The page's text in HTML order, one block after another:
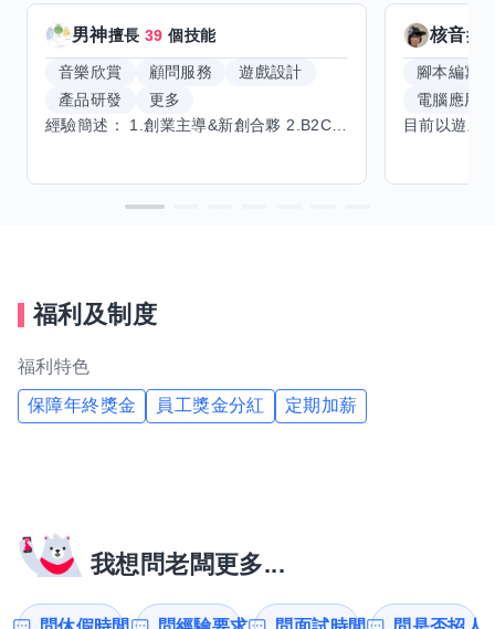
男神擅長39 個技能
音樂欣賞 顧問服務
遊戲設計
產品研發
更多
核音擅
腳本編寫
電腦應用
福利及制度
福利特色
保障年終獎金 員工獎金分紅 定期加薪
我想問老闆更多...